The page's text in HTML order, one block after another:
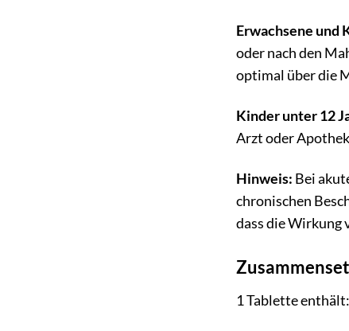
Erwachsene und
oder nach den
optimal über die
Kinder unter 12
Arzt oder
Hinweis: Bei
chronischen
dass die Wirkung
1 Tablette enthält: